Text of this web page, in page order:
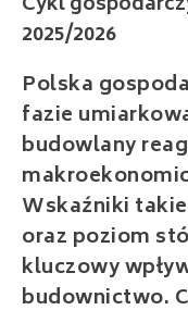
Polska
fazie
budowlany
Wskaźniki
oraz poziom
kluczowy
budownictwo.